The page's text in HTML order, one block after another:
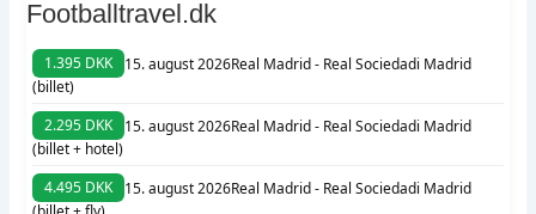
Footballtravel.dk
1.395 DKK 15. august 2026Real Madrid - Real Sociedadi Madrid
(billet)
2.295 DKK
15. august 2026Real Madrid - Real Sociedadi Madrid
(billet + hotel)
4.495 DKK
15. august 2026Real Madrid - Real Sociedadi Madrid